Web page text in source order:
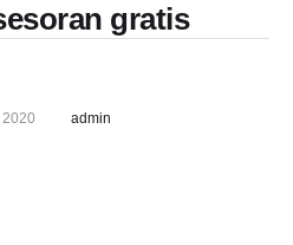
gratis
admin